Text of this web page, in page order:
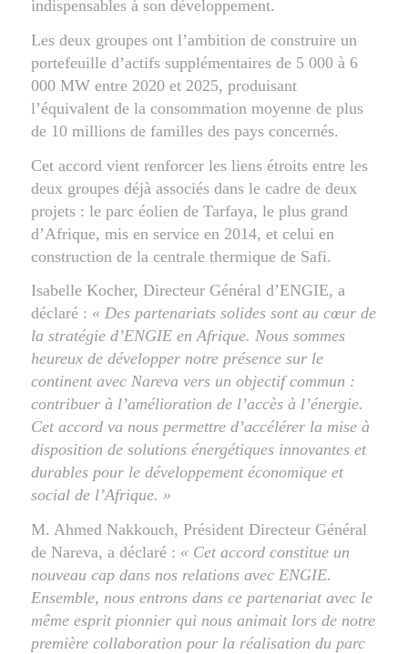
indispensables à son développement.
Les deux groupes ont l’ambition de construire un
portefeuille d’actifs supplémentaires de 5 000 à 6
000 MW entre 2020 et 2025, produisant
l’équivalent de la consommation moyenne de plus
de 10 millions de familles des pays concernés.
Cet accord vient renforcer les liens étroits entre les
deux groupes déjà associés dans le cadre de deux
projets : le parc éolien de Tarfaya, le plus grand
d’Afrique, mis en service en 2014, et celui en
construction de la centrale thermique de Safi.
Isabelle Kocher, Directeur Général d’ENGIE, a
déclaré : « Des partenariats solides sont au cœur de
la stratégie d’ENGIE en Afrique. Nous sommes
heureux de développer notre présence sur le
continent avec Nareva vers un objectif commun :
contribuer à l’amélioration de l’accès à l’énergie.
Cet accord va nous permettre d’accélérer la mise à
disposition de solutions énergétiques innovantes et
durables pour le développement économique et
social de l’Afrique. »
M. Ahmed Nakkouch, Président Directeur Général
de Nareva, a déclaré : « Cet accord constitue un
nouveau cap dans nos relations avec ENGIE.
Ensemble, nous entrons dans ce partenariat avec le
même esprit pionnier qui nous animait lors de notre
première collaboration pour la réalisation du parc